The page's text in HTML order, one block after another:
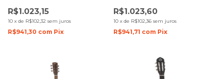
FOSCO COM CAPA 1620
R$1.023,15
10 x de R$102,32 sem juros
R$941,30 com Pix
FOSCO COM CAPA 1626
R$1.023,60
10 x de R$102,36 sem juros
R$941,71 com Pix